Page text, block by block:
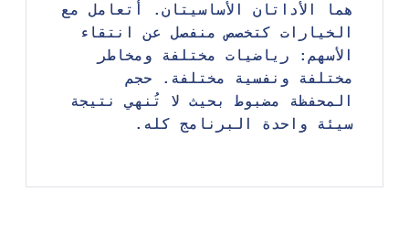
هما الأداتان الأساسيتان. أتعامل مع
الخيارات كتخصص منفصل عن انتقاء
الأسهم: رياضيات مختلفة ومخاطر
مختلفة ونفسية مختلفة. حجم
المحفظة مضبوط بحيث لا تُنهي نتيجة
سيئة واحدة البرنامج كله.
هما الأداتان الأساسيتان. أتعامل مع
الخيارات كتخصص منفصل عن انتقاء
الأسهم: رياضيات مختلفة ومخاطر
مختلفة ونفسية مختلفة. حجم
المحفظة مضبوط بحيث لا تُنهي نتيجة
سيئة واحدة البرنامج كله.